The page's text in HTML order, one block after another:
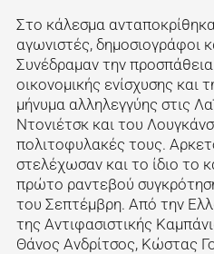
Στο κάλεσμα
αγωνιστές, δημοσιογράφοι
Συνέδραμαν την
οικονομικής ενίσχυσης και
μήνυμα αλληλεγγύης στις
Ντονιέτσκ και του
πολιτοφυλακές τους.
στελέχωσαν και το ίδιο το
πρώτο ραντεβού
του Σεπτέμβρη. Από την
της Αντιφασιστικής
Θάνος Ανδρίτσος, Κώστας